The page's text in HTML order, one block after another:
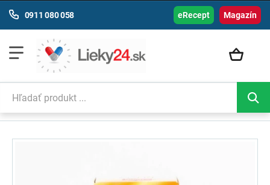
Magazín
0911 080 058 eRecept